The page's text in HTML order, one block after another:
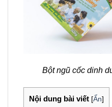
Bột ngũ cốc dinh
Nội dung bài viết [Ẩn]